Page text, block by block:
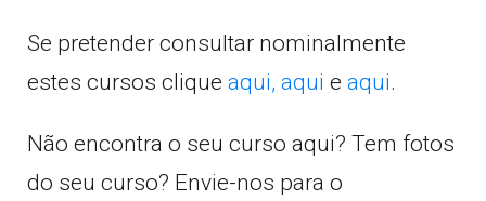
Se pretender consultar nominalmente
estes cursos clique aqui, aqui e aqui.
Não encontra o seu curso aqui? Tem fotos
do seu curso? Envie-nos para o